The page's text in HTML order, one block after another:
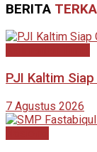
BERITA
PJI Kaltim
7 Agustus 2026